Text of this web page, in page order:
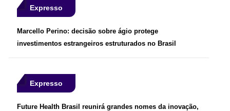
Expresso
Marcello Perino: decisão sobre ágio protege
investimentos estrangeiros estruturados no Brasil
Expresso
Future Health Brasil reunirá grandes nomes da inovação,